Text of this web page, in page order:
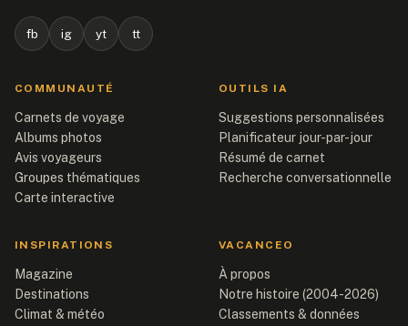
fb ig yt tt
COMMUNAUTÉ
Carnets de voyage
Albums photos
Avis voyageurs
Groupes thématiques
Carte interactive
OUTILS IA
Suggestions personnalisées
Planificateur jour-par-jour
Résumé de carnet
Recherche conversationnelle
INSPIRATIONS
Magazine
Destinations
Climat & météo
VACANCEO
À propos
Notre histoire (2004-2026)
Classements & données